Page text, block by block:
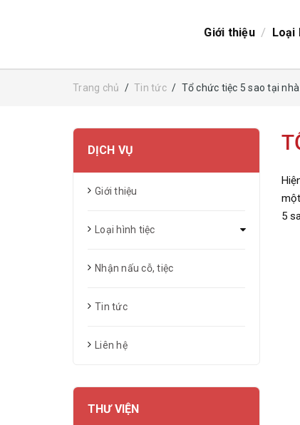
Giới thiệu /
Trang chủ / Tin tức / Tổ chức tiệc 5 sao tại
5
DỊCH VỤ
Giới thiệu
Loại hình tiệc
Nhận nấu cỗ, tiệc
Tin tức
Liên hệ
THƯ VIỆN